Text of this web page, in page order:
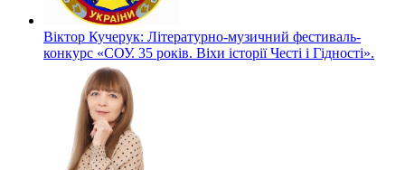
Віктор Кучерук: Літературно-музичний фестиваль-
конкурс «СОУ. 35 років. Віхи історії Честі і Гідності».